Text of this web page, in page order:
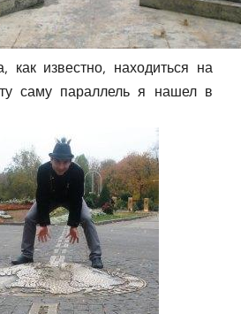
как известно, находиться на
саму параллель я нашел в